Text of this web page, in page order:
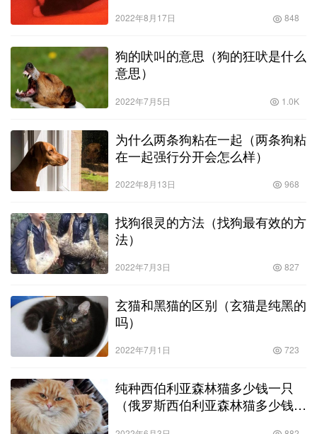
2022年8月17日 848
狗的吠叫的意思（狗的狂吠是什么
意思）
2022年7月5日 1.0K
为什么两条狗粘在一起（两条狗粘
在一起强行分开会怎么样）
2022年8月13日 968
找狗很灵的方法（找狗最有效的方
法）
2022年7月3日 827
玄猫和黑猫的区别（玄猫是纯黑的
吗）
2022年7月1日 723
纯种西伯利亚森林猫多少钱一只
（俄罗斯西伯利亚森林猫多少钱一